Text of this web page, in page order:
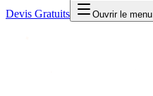
Devis Gratuits
Ouvrir le menu